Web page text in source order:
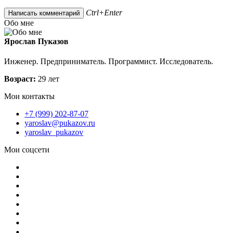
Ctrl+Enter
Обо мне
Ярослав Пуказов
Инженер. Предприниматель. Программист. Исследователь.
Возраст: 29 лет
Мои контакты
+7 (999) 202-87-07
yaroslav@pukazov.ru
yaroslav_pukazov
Мои соцсети